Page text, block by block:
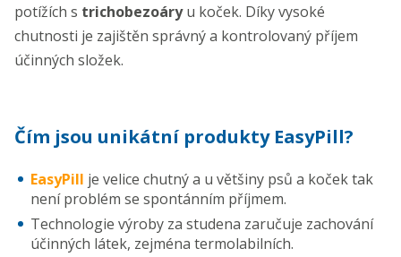
potížích s trichobezoáryu koček. Díky vysoké
chutnosti je zajištěn správný a kontrolovaný příjem
účinných složek.
Čím jsou unikátní produkty EasyPill?
EasyPill je velice chutný a u většiny psů a koček tak
není problém se spontánním příjmem.
Technologie výroby za studena zaručuje zachování
účinných látek, zejména termolabilních.